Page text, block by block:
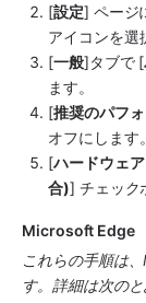
[設定] ページ
アイコンを選
[一般]タブで [
ます。
[推奨のパフ
オフにします。
[ハードウェ
合)] チェック
Microsoft Edge
これらの手順は
す。詳細は次の